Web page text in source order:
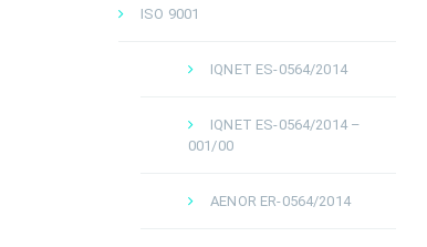
ISO 9001
IQNET ES-0564/2014
IQNET ES-0564/2014 –
001/00
AENOR ER-0564/2014